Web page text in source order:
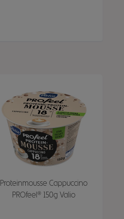
Proteinmousse Cappuccino
PROfeel® 150g Valio